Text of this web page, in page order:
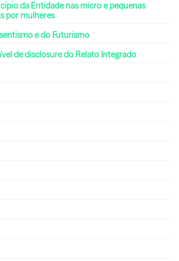
da Entidade nas micro e pequenas
por mulheres
e do Futurismo
de disclosure do Relato Integrado